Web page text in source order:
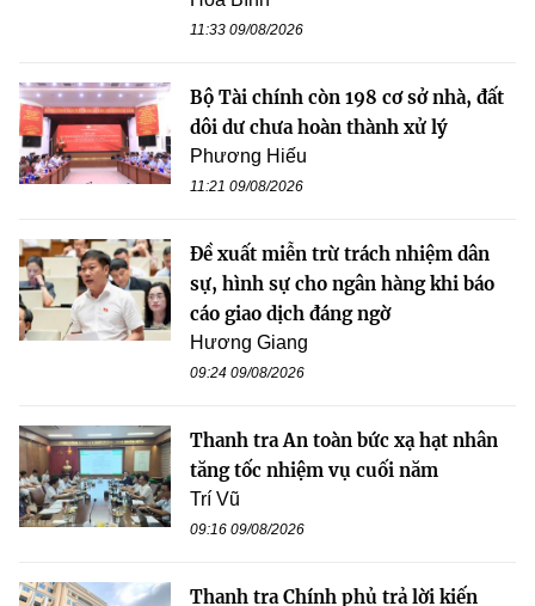
11:33 09/08/2026
Bộ Tài chính còn 198 cơ sở nhà, đất
dôi dư chưa hoàn thành xử lý
Phương Hiếu
11:21 09/08/2026
Đề xuất miễn trừ trách nhiệm dân
sự, hình sự cho ngân hàng khi báo
cáo giao dịch đáng ngờ
Hương Giang
09:24 09/08/2026
Thanh tra An toàn bức xạ hạt nhân
tăng tốc nhiệm vụ cuối năm
Trí Vũ
09:16 09/08/2026
Thanh tra Chính phủ trả lời kiến